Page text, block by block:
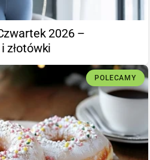
2026 –
złotówki
POLECAMY